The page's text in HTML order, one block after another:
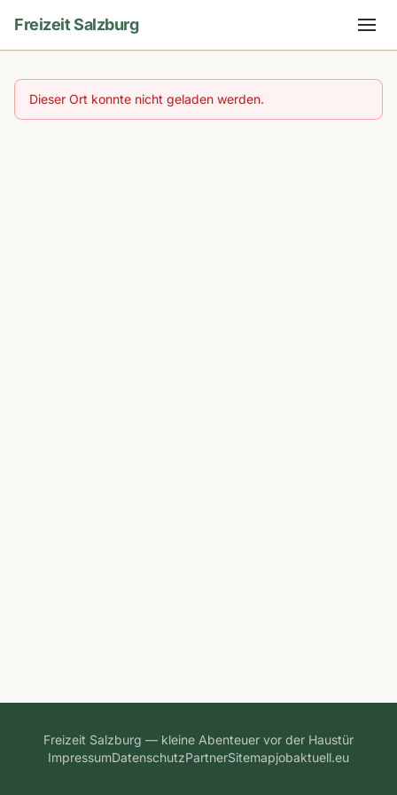
Freizeit Salzburg
Dieser Ort konnte nicht geladen werden.
Freizeit Salzburg — kleine Abenteuer vor der Haustür
ImpressumDatenschutzPartnerSitemapjobaktuell.eu